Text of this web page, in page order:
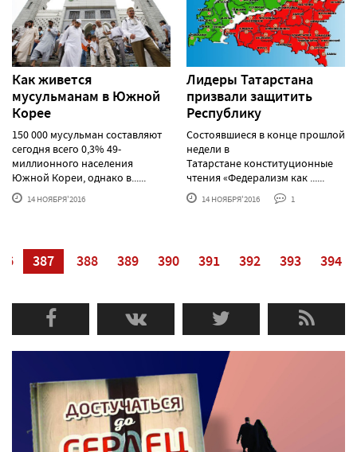
Как живется
мусульманам в Южной
Корее
150 000 мусульман составляют
сегодня всего 0,3% 49-
миллионного населения
Южной Кореи, однако в......
14 НОЯБРЯ'2016
Лидеры Татарстана
призвали защитить
Республику
Состоявшиеся в конце прошлой
недели в
Татарстане конституционные
чтения «Федерализм как ......
14 НОЯБРЯ'2016 1
387 388 389 390 391 392 393 394